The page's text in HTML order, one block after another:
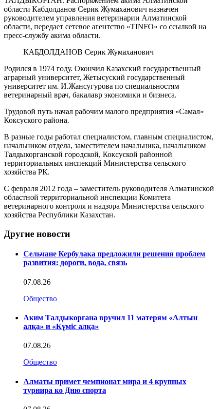
области Кабдолданов Серик Жумаханович назначен
руководителем управления ветеринарии Алматинской
области, передает сетевое агентство «TINFO» со ссылкой на
пресс-службу акима области.
КАБДОЛДАНОВ Серик Жумаханович
Родился в 1974 году. Окончил Казахский государственный
аграрный университет, Жетысуский государственный
университет им. И.Жансугурова по специальностям –
ветеринарный врач, бакалавр экономики и бизнеса.
Трудовой путь начал рабочим малого предприятия «Самал»
Коксуского района.
В разные годы работал специалистом, главным специалистом,
начальником отдела, заместителем начальника, начальником
Талдыкорганской городской, Коксуской районной
территориальных инспекций Министерства сельского
хозяйства РК.
С февраля 2012 года – заместитель руководителя Алматинской
областной территориальной инспекции Комитета
ветеринарного контроля и надзора Министерства сельского
хозяйства Республики Казахстан.
Другие новости
Сельчане Кербулака предложили решения проблем
развития: дороги, вода, связь
07.08.26
Общество
Аким Талдыкоргана вручил 11 матерям «Алтын
алқа» и «Күміс алқа»
07.08.26
Общество
Алматы примет чемпионат мира и 4 крупных
турнира ко Дню спорта